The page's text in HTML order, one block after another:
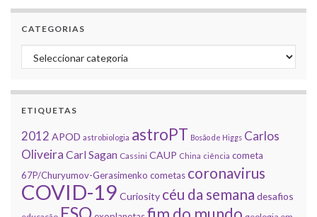
CATEGORIAS
Categorias
ETIQUETAS
2012 APOD astrobiologia astroPT Bosão de Higgs Carlos
Oliveira Carl Sagan Cassini CAUP China ciência cometa
67P/Churyumov-Gerasimenko cometas coronavirus
COVID-19 Curiosity céu da semana desafios